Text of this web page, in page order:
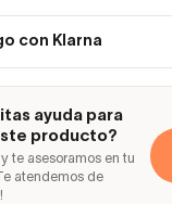
con Klarna
ayuda para
producto?
te asesoramos en tu
atendemos de